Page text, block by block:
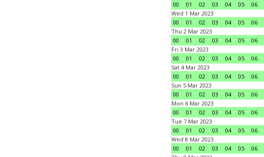
00
01 02 03 04 05 06
Wed 1 Mar 2023
00
01 02 03 04 05 06
Thu 2 Mar 2023
00
01 02 03 04 05 06
Fri 3 Mar 2023
00
01 02 03 04 05 06
Sat 4 Mar 2023
00
01 02 03 04 05 06
Sun 5 Mar 2023
00
01 02 03 04 05 06
Mon 6 Mar 2023
00
01 02 03 04 05 06
Tue 7 Mar 2023
00
01 02 03 04 05 06
Wed 8 Mar 2023
00
01 02 03 04 05 06